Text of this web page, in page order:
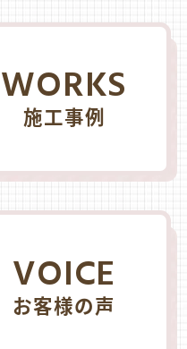
WORKS
施工事例
VOICE
お客様の声